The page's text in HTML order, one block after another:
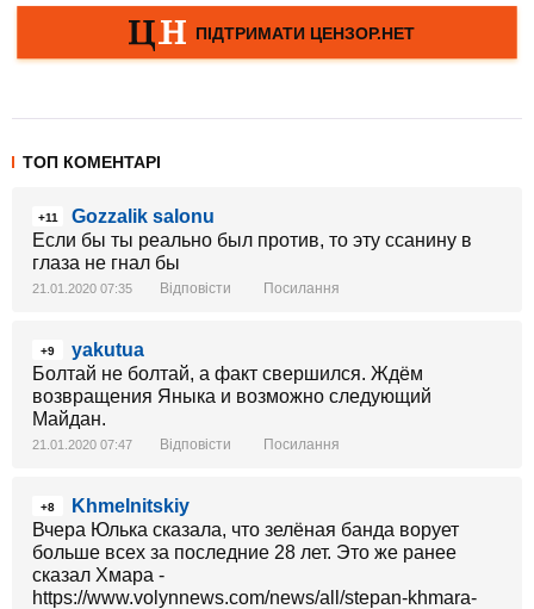
ТОП КОМЕНТАРІ
+11
Gozzalik salonu
Если бы ты реально был против, то эту ссанину в
глаза не гнал бы
21.01.2020 07:35 Відповісти Посилання
+9
yakutua
Болтай не болтай, а факт свершился. Ждём
возвращения Яныка и возможно следующий
Майдан.
21.01.2020 07:47 Відповісти Посилання
+8
Khmelnitskiy
Вчера Юлька сказала, что зелёная банда ворует
больше всех за последние 28 лет. Это же ранее
сказал Хмара -
https://www.volynnews.com/news/all/stepan-khmara-